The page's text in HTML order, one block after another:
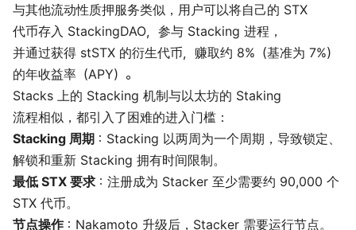
与其他流动性质押服务类似，用户可以将自己的 STX
代币存入 StackingDAO，参与 Stacking 进程，
并通过获得 stSTX 的衍生代币，赚取约 8%（基准为 7%）
的年收益率（APY）。
Stacks 上的 Stacking 机制与以太坊的 Staking
流程相似，都引入了困难的进入门槛：
Stacking 周期 ：Stacking 以两周为一个周期，导致锁定、
解锁和重新 Stacking 拥有时间限制。
最低 STX 要求 ：注册成为 Stacker 至少需要约 90,000 个
STX 代币。
节点操作：Nakamoto 升级后，Stacker 需要运行节点。